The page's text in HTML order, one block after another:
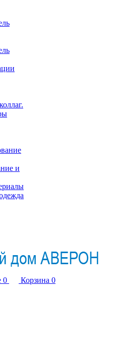
и
0 Корзина 0